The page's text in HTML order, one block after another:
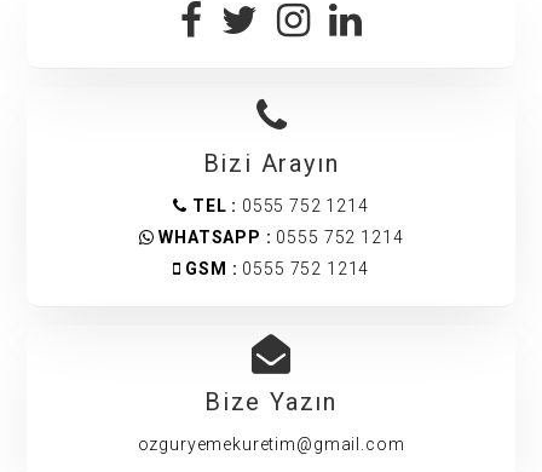
Bizi Arayın
TEL : 0555 752 1214
WHATSAPP : 0555 752 1214
GSM : 0555 752 1214
Bize Yazın
ozguryemekuretim@gmail.com